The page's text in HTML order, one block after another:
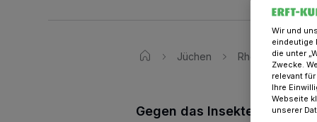
Jüchen Rhein-Kreis
Gegen das Insektensterben
Wir und
eindeutige
die unter
Zwecke.
relevant
Ihre
Webseite
unserer